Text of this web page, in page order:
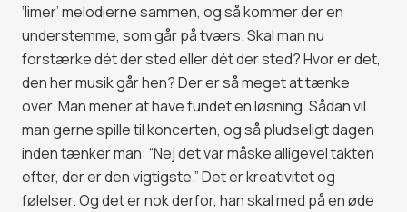
‘limer’ melodierne sammen, og så kommer der en
understemme, som går på tværs. Skal man nu
forstærke dét der sted eller dét der sted? Hvor er det,
den her musik går hen? Der er så meget at tænke
over. Man mener at have fundet en løsning. Sådan vil
man gerne spille til koncerten, og så pludseligt dagen
inden tænker man: “Nej det var måske alligevel takten
efter, der er den vigtigste.” Det er kreativitet og
følelser. Og det er nok derfor, han skal med på en øde